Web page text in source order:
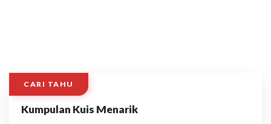
CARI TAHU
Kumpulan Kuis Menarik